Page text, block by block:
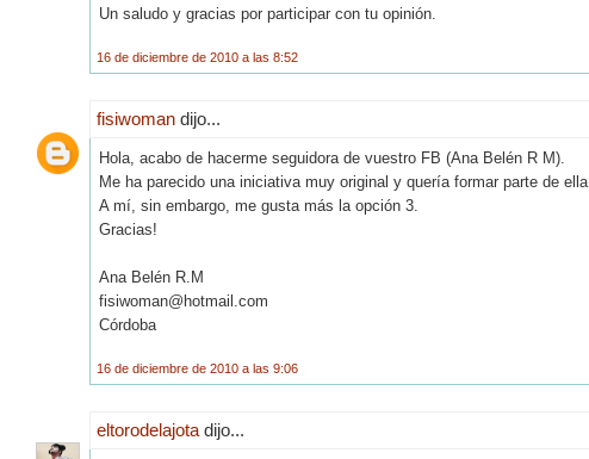
Un saludo y gracias por participar con tu opinión.
16 de diciembre de 2010 a las 8:52
fisiwoman dijo...
Hola, acabo de hacerme seguidora de vuestro FB (Ana Belén R M).
Me ha parecido una iniciativa muy original y quería formar parte de ella.
A mí, sin embargo, me gusta más la opción 3.
Gracias!
Ana Belén R.M
fisiwoman@hotmail.com
Córdoba
16 de diciembre de 2010 a las 9:06
eltorodelajota dijo...